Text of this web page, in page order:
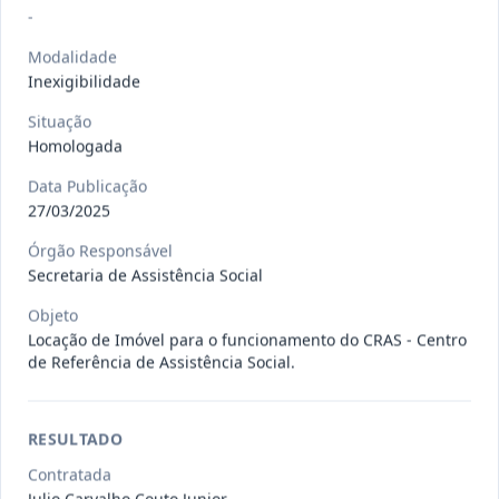
027/2026
Pregão
Eletrônico
Situação:
Em Andamento
Data:13/07/2026
025/2026
Pregão
Eletrônico
CONTRATAÇÃO DE EMPRESA PARA
LOCAÇÃO...
-
Modalidade
Inexigibilidade
Situação
Homologada
Data Publicação
27/03/2025
Órgão Responsável
Secretaria de Assistência Social
Objeto
Locação de Imóvel para o funcionamento do CRAS - Centro
de Referência de Assistência Social.
RESULTADO
Contratada